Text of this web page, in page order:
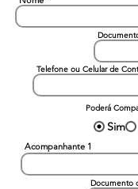
Telefone ou Celular de
Poderá
Sim
Acompanhante 1
Documento